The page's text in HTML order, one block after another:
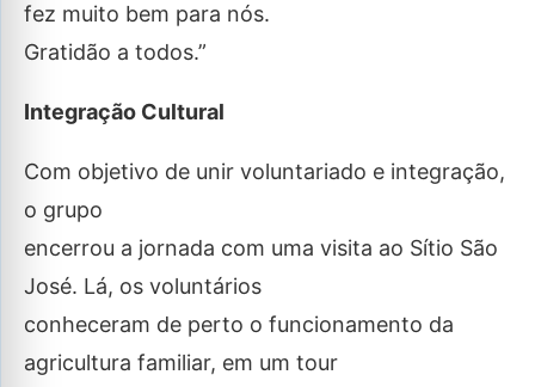
fez muito bem para nós.
Gratidão a todos.”
Integração Cultural
Com objetivo de unir voluntariado e integração,
o grupo
encerrou a jornada com uma visita ao Sítio São
José. Lá, os voluntários
conheceram de perto o funcionamento da
agricultura familiar, em um tour